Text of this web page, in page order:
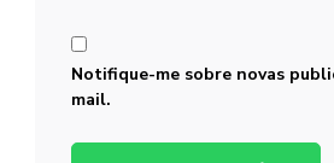
Notifique-me sobre novas
mail.